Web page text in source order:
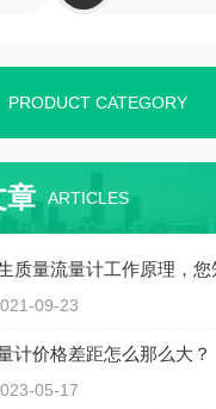
PRODUCT CATEGORY
章 ARTICLES
质量流量计工作原理，您
09-23
计价格差距怎么那么大？
05-17